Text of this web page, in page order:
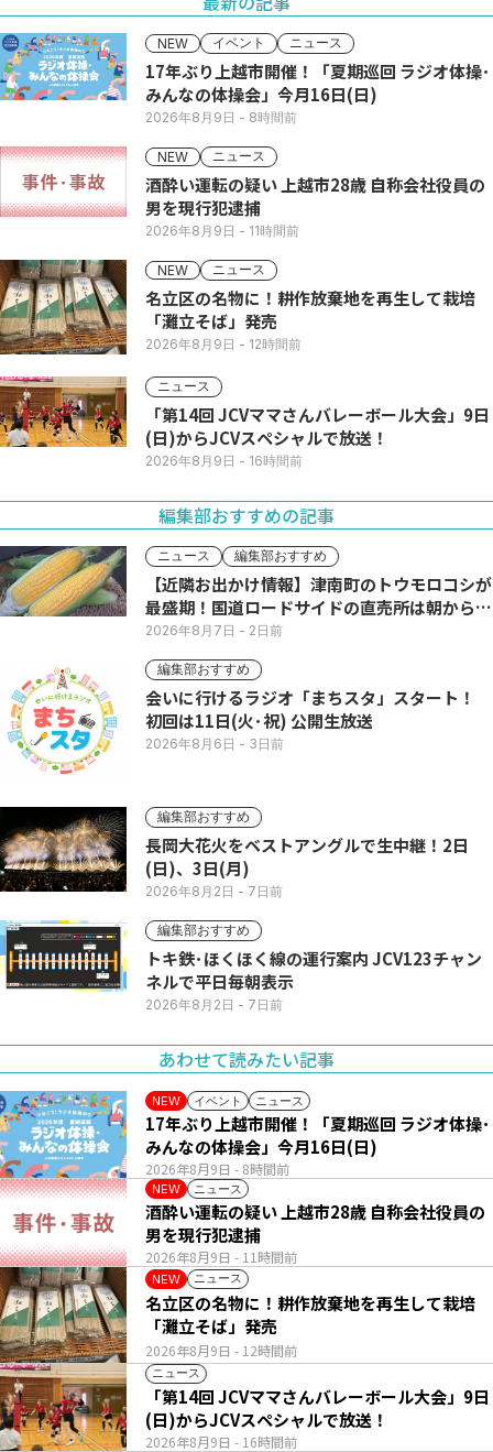
NEW イベント ニュース
17年ぶり上越市開催！「夏期巡回 ラジオ体操･
みんなの体操会」今月16日(日)
2026年8月9日 - 8時間前
NEW ニュース
酒酔い運転の疑い 上越市28歳 自称会社役員の
男を現行犯逮捕
2026年8月9日 - 11時間前
NEW ニュース
名立区の名物に！耕作放棄地を再生して栽培
「灘立そば」発売
2026年8月9日 - 12時間前
ニュース
「第14回 JCVママさんバレーボール大会」9日
(日)からJCVスペシャルで放送！
2026年8月9日 - 16時間前
編集部おすすめの記事
ニュース 編集部おすすめ
【近隣お出かけ情報】津南町のトウモロコシが
最盛期！国道ロードサイドの直売所は朝から長
い列
2026年8月7日 - 2日前
編集部おすすめ
会いに行けるラジオ「まちスタ」スタート！
初回は11日(火･祝) 公開生放送
2026年8月6日 - 3日前
編集部おすすめ
長岡大花火をベストアングルで生中継！2日
(日)、3日(月)
2026年8月2日 - 7日前
編集部おすすめ
トキ鉄･ほくほく線の運行案内 JCV123チャン
ネルで平日毎朝表示
2026年8月2日 - 7日前
あわせて読みたい記事
NEW イベント ニュース
2026年8月9日 - 8時間前
17年ぶり上越市開催！「夏期巡回 ラジオ体操･
みんなの体操会」今月16日(日)
NEW ニュース
2026年8月9日 - 11時間前
酒酔い運転の疑い 上越市28歳 自称会社役員の
男を現行犯逮捕
NEW ニュース
2026年8月9日 - 12時間前
名立区の名物に！耕作放棄地を再生して栽培
「灘立そば」発売
ニュース
2026年8月9日 - 16時間前
「第14回 JCVママさんバレーボール大会」9日
(日)からJCVスペシャルで放送！